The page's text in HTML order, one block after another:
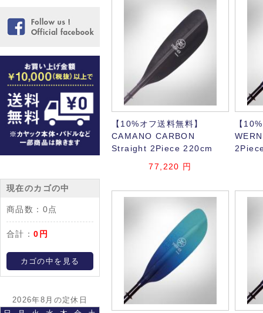
現在のカゴの中
商品数： 0点
合計：0円
カゴの中を見る
2026年8月の定休日
【10%オフ送料無料】
CAMANO CARBON
Straight 2Piece 220cm
77,220 円
【